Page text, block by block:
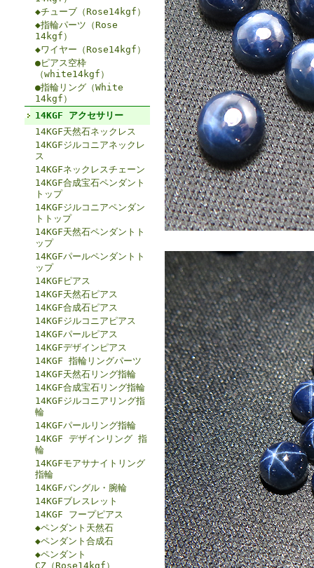
◆チューブ（Rose14kgf）
◆指輪パーツ（Rose
14kgf）
◆ワイヤー（Rose14kgf）
●ピアス空枠
（white14kgf）
●指輪リング（White
14kgf）
14KGF アクセサリー
14KGF天然石ネックレス
14KGFジルコニアネックレ
ス
14KGFネックレスチェーン
14KGF合成宝石ペンダント
トップ
14KGFジルコニアペンダン
トトップ
14KGF天然石ペンダントト
ップ
14KGFパールペンダントト
ップ
14KGFピアス
14KGF天然石ピアス
14KGF合成石ピアス
14KGFジルコニアピアス
14KGFパールピアス
14KGFデザインピアス
14KGF 指輪リングパーツ
14KGF天然石リング指輪
14KGF合成宝石リング指輪
14KGFジルコニアリング指
輪
14KGFパールリング指輪
14KGF デザインリング 指
輪
14KGFモアサナイトリング
指輪
14KGFバングル・腕輪
14KGFブレスレット
14KGF フープピアス
◆ペンダント天然石
◆ペンダント合成石
◆ペンダント
CZ（Rose14kgf）